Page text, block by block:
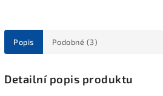
Popis Podobné (3)
Detailní popis produktu